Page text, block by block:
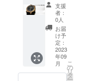
カラー
展開：
文字盤/
白.黒
時計本
体/ステ
ンレス
色.イエ
幅2.2ｃ
ｍ ：
キャリ
ング
ケース/
横37ｃ
ｍ×縦28
ｃｍ×厚
み10ｃ
ル
５．す
べてを
収める
キャ
リー
バッグ
・数
量：1
式
２.
機械式
手巻
ムーブ
メン
ト
３．時
計ケー
文字盤
【定価
67000
円から
5000円
引き】
・商品
ジャン
ル（手
巻き時
支援
者：
0人
お届
け予
定：
2023
年09
月
こ
の
リ
タ